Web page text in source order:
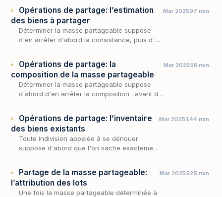
l'acti…
Opérations de partage: l’estimation
des biens à partager
Déterminer la masse partageable suppose
d'en arrêter d'abord la consistance, puis d'en
qu'est…
Mar 202597 min
Opérations de partage: la
composition de la masse partageable
Déterminer la masse partageable suppose
d'abord d'en arrêter la composition : avant de
l…
Mar 202558 min
Opérations de partage: l’inventaire
des biens existants
Toute indivision appelée à se dénouer
suppose d'abord que l'on sache exactement
même du patrimo…
Mar 2025144 min
Partage de la masse partageable:
l’attribution des lots
Une fois la masse partageable déterminée à
Mar 2025525 min